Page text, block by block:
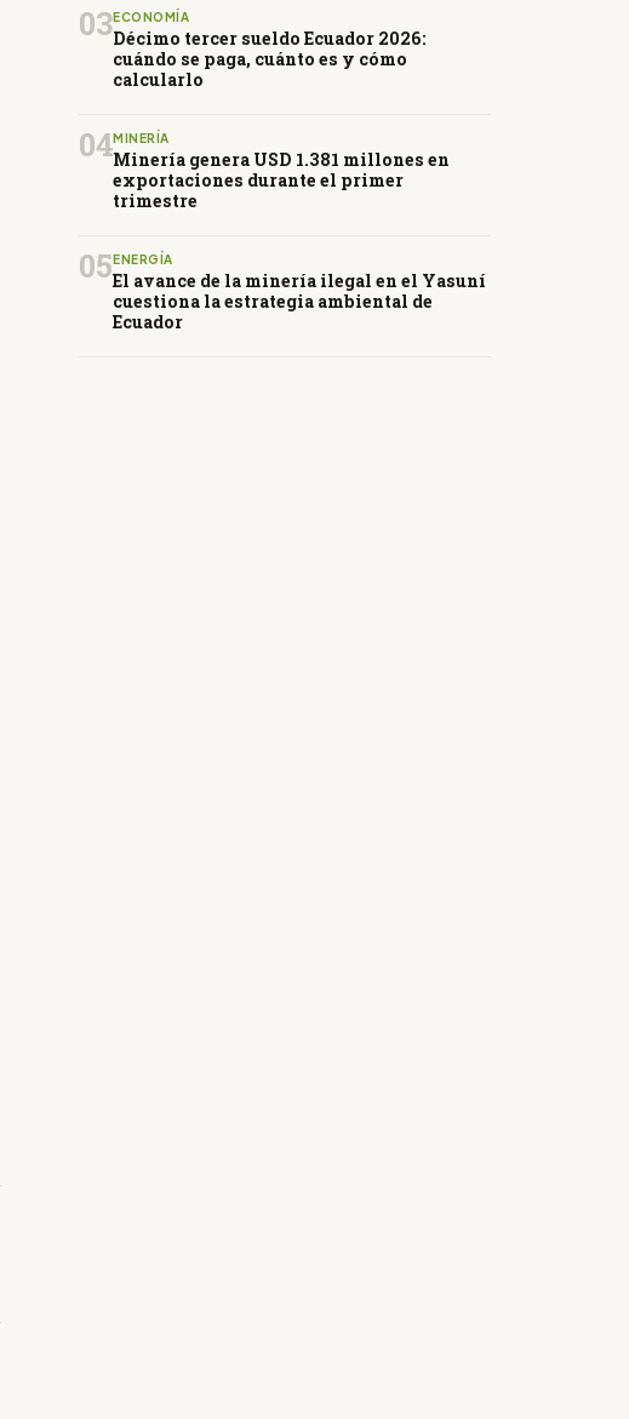
03ECONOMÍA
Décimo tercer sueldo Ecuador 2026:
cuándo se paga, cuánto es y cómo
calcularlo
04MINERÍA
Minería genera USD 1.381 millones en
exportaciones durante el primer
trimestre
05 ENERGÍA
El avance de la minería ilegal en el Yasuní
cuestiona la estrategia ambiental de
Ecuador